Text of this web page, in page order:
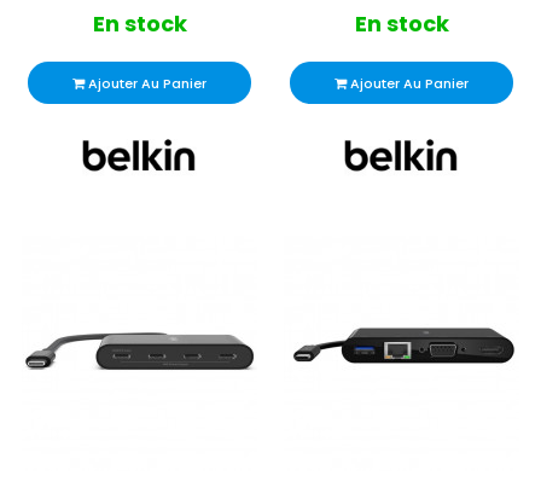
En stock
Ajouter Au Panier
En stock
Ajouter Au Panier